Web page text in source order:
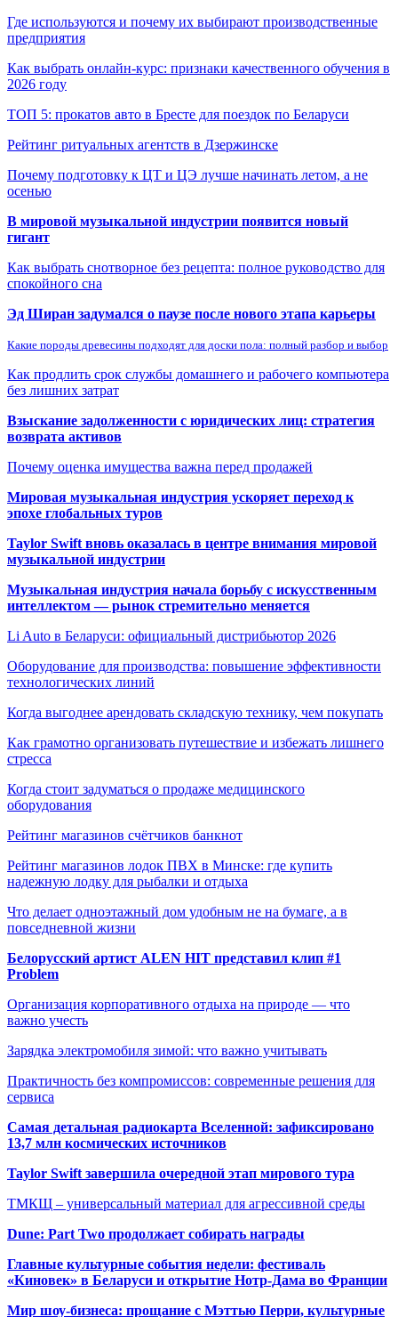
Где используются и почему их выбирают производственные
предприятия
Как выбрать онлайн-курс: признаки качественного обучения в
2026 году
ТОП 5: прокатов авто в Бресте для поездок по Беларуси
Рейтинг ритуальных агентств в Дзержинске
Почему подготовку к ЦТ и ЦЭ лучше начинать летом, а не
осенью
В мировой музыкальной индустрии появится новый
гигант
Как выбрать снотворное без рецепта: полное руководство для
спокойного сна
Эд Ширан задумался о паузе после нового этапа карьеры
Какие породы древесины подходят для доски пола: полный разбор и выбор
Как продлить срок службы домашнего и рабочего компьютера
без лишних затрат
Взыскание задолженности с юридических лиц: стратегия
возврата активов
Почему оценка имущества важна перед продажей
Мировая музыкальная индустрия ускоряет переход к
эпохе глобальных туров
Taylor Swift вновь оказалась в центре внимания мировой
музыкальной индустрии
Музыкальная индустрия начала борьбу с искусственным
интеллектом — рынок стремительно меняется
Li Auto в Беларуси: официальный дистрибьютор 2026
Оборудование для производства: повышение эффективности
технологических линий
Когда выгоднее арендовать складскую технику, чем покупать
Как грамотно организовать путешествие и избежать лишнего
стресса
Когда стоит задуматься о продаже медицинского
оборудования
Рейтинг магазинов счётчиков банкнот
Рейтинг магазинов лодок ПВХ в Минске: где купить
надежную лодку для рыбалки и отдыха
Что делает одноэтажный дом удобным не на бумаге, а в
повседневной жизни
Белорусский артист ALEN HIT представил клип #1
Problem
Организация корпоративного отдыха на природе — что
важно учесть
Зарядка электромобиля зимой: что важно учитывать
Практичность без компромиссов: современные решения для
сервиса
Самая детальная радиокарта Вселенной: зафиксировано
13,7 млн космических источников
Taylor Swift завершила очередной этап мирового тура
ТМКЩ – универсальный материал для агрессивной среды
Dune: Part Two продолжает собирать награды
Главные культурные события недели: фестиваль
«Киновек» в Беларуси и открытие Нотр-Дама во Франции
Мир шоу-бизнеса: прощание с Мэттью Перри, культурные